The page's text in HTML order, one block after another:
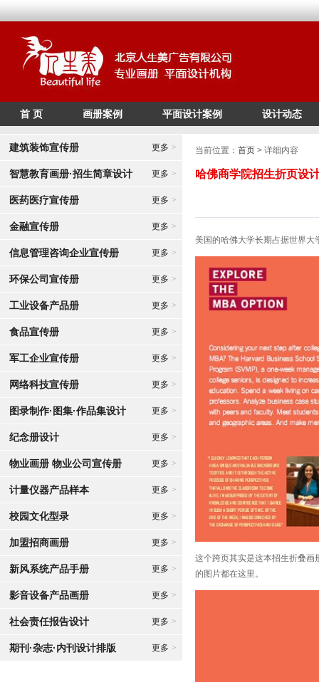
/* */
首 页 画册案例 平面设计案例 设计动态
建筑装饰宣传册 更多 >
智慧教育画册·招生简章设计 更多 >
医药医疗宣传册 更多 >
金融宣传册 更多 >
信息管理咨询企业宣传册 更多 >
环保公司宣传册 更多 >
工业设备产品册 更多 >
食品宣传册 更多 >
军工企业宣传册 更多 >
网络科技宣传册 更多 >
图录制作·图集·作品集设计 更多 >
纪念册设计 更多 >
物业画册 物业公司宣传册 更多 >
计量仪器产品样本 更多 >
校园文化型录 更多 >
加盟招商画册 更多 >
新风系统产品手册 更多 >
影音设备产品画册 更多 >
社会责任报告设计 更多 >
期刊·杂志·内刊设计排版 更多 >
当前位置： 首页 > 详细内容
哈佛商学院招生折页设
美国的哈佛大学长期占据世界大
这个跨页其实是这本招生折叠
的图片都在这里。